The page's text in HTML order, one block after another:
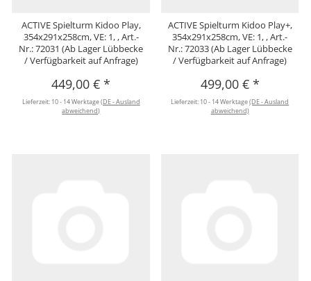
ACTIVE Spielturm Kidoo Play,
354x291x258cm, VE: 1, , Art.-
Nr.: 72031 (Ab Lager Lübbecke
/ Verfügbarkeit auf Anfrage)
449,00 €*
Lieferzeit: 10 - 14 Werktage(DE - Ausland
abweichend)
ACTIVE Spielturm Kidoo Play+,
354x291x258cm, VE: 1, , Art.-
Nr.: 72033 (Ab Lager Lübbecke
/ Verfügbarkeit auf Anfrage)
499,00 € *
Lieferzeit: 10 - 14 Werktage(DE - Ausland
abweichend)